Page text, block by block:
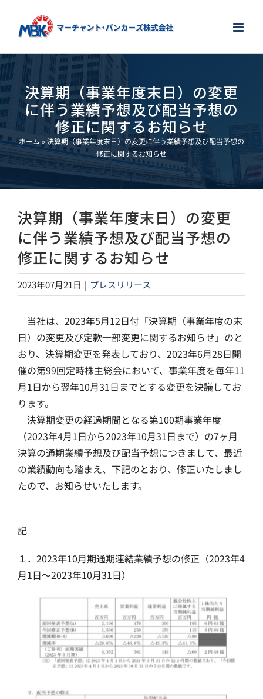
content
決算期（事業年度末日）の変更
に伴う業績予想及び配当予想の
修正に関するお知らせ
ホーム »決算期（事業年度末日）の変更に伴う業績予想及び配当予想の
修正に関するお知らせ
決算期（事業年度末日）の変更
に伴う業績予想及び配当予想の
修正に関するお知らせ
2023年07月21日 | プレスリリース
当社は、2023年5月12日付「決算期（事業年度の末
日）の変更及び定款一部変更に関するお知らせ」のと
おり、決算期変更を発表しており、2023年6月28日開
催の第99回定時株主総会において、事業年度を毎年11
月1日から翌年10月31日までとする変更を決議してお
ります。
決算期変更の経過期間となる第100期事業年度
（2023年4月1日から2023年10月31日まで）の7ヶ月
決算の通期業績予想及び配当予想につきまして、最近
の業績動向も踏まえ、下記のとおり、修正いたしまし
たので、お知らせいたします。
記
１．2023年10月期通期連結業績予想の修正（2023年4
月1日～2023年10月31日）